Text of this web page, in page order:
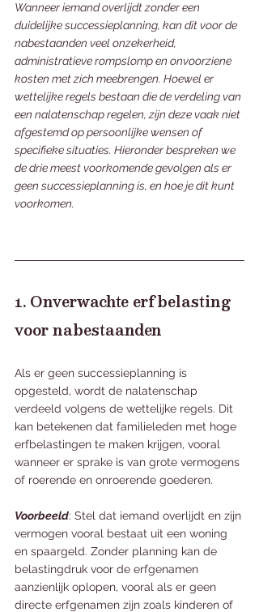
Wanneer iemand overlijdt zonder een
duidelijke successieplanning, kan dit voor de
nabestaanden veel onzekerheid,
administratieve rompslomp en onvoorziene
kosten met zich meebrengen. Hoewel er
wettelijke regels bestaan die de verdeling van
een nalatenschap regelen, zijn deze vaak niet
afgestemd op persoonlijke wensen of
specifieke situaties. Hieronder bespreken we
de drie meest voorkomende gevolgen als er
geen successieplanning is, en hoe je dit kunt
voorkomen.
1. Onverwachte erfbelasting
voor nabestaanden
Als er geen successieplanning is
opgesteld, wordt de nalatenschap
verdeeld volgens de wettelijke regels. Dit
kan betekenen dat familieleden met hoge
erfbelastingen te maken krijgen, vooral
wanneer er sprake is van grote vermogens
of roerende en onroerende goederen.
Voorbeeld: Stel dat iemand overlijdt en zijn
vermogen vooral bestaat uit een woning
en spaargeld. Zonder planning kan de
belastingdruk voor de erfgenamen
aanzienlijk oplopen, vooral als er geen
directe erfgenamen zijn zoals kinderen of